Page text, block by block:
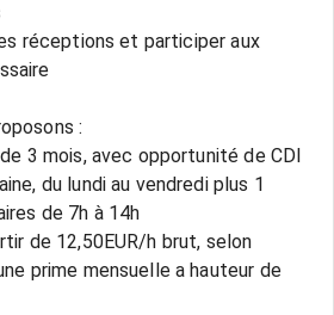
réceptions et participer aux
:
3 mois, avec opportunité de CDI
du lundi au vendredi plus 1
de 7h à 14h
de 12,50EUR/h brut, selon
prime mensuelle a hauteur de